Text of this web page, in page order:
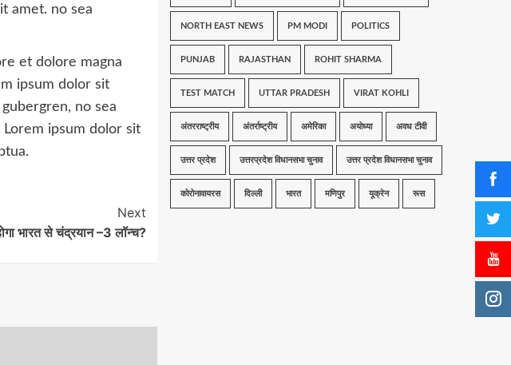
amet. no sea
et dolore magna
ipsum dolor sit
no sea
ipsum dolor sit
Next
भारत से चंद्रयान –3 लॉन्च?
NORTH EAST NEWS PM MODI POLITICS
PUNJAB RAJASTHAN ROHIT SHARMA
TEST MATCH UTTAR PRADESH VIRAT KOHLI
अंतरराष्ट्रीय अंतर्राष्ट्रीय अमेरिका अयोध्या अवध टीवी
उत्तर प्रदेश उत्तरप्रदेश विधानसभा चुनाव उत्तर प्रदेश विधानसभा चुनाव
कोरोनावायरस दिल्ली भारत मणिपुर यूक्रेन रूस